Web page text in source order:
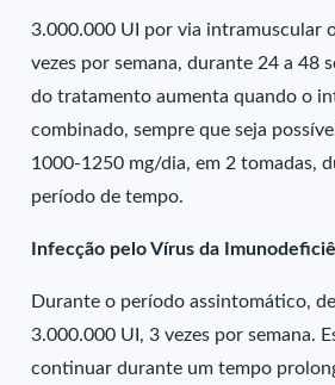
3.000.000 UI por via intramuscular
vezes por semana, durante 24 a 48
do tratamento aumenta quando o
combinado, sempre que seja
1000-1250 mg/dia, em 2 tomadas,
período de tempo.
Infecção pelo Vírus da
Durante o período assintomático,
3.000.000 UI, 3 vezes por semana.
continuar durante um tempo